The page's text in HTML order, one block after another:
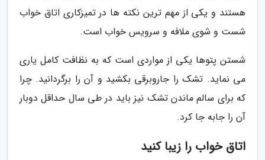
هستند و یکی از مهم ترین نکته ها در تمیزکاری اتاق خواب
شست و شوی ملافه و سرویس خواب است.
شستن پتوها یکی از مواردی است که به نظافت کامل یاری
می نماید. تشک را جاروبرقی بکشید و آن را برگردانید. چرا
که برای سالم ماندن تشک نیز باید در طی سال حداقل دوبار
آن را جابه جا کرد.
اتاق خواب را زیبا کنید